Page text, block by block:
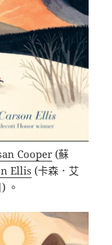
Cooper (蘇
Ellis (卡森．艾
。